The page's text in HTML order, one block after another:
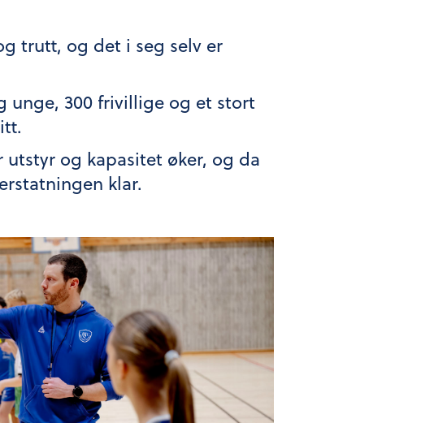
trutt, og det i seg selv er
unge, 300 frivillige og et stort
og kapasitet øker, og da
klar.